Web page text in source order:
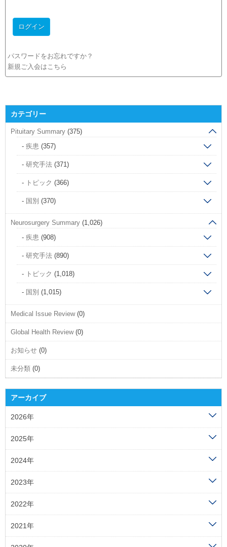
パスワードをお忘れですか？
新規ご入会はこちら
カテゴリー
Pituitary Summary (375)
疾患 (357)
研究手法 (371)
トピック (366)
国別 (370)
Neurosurgery Summary (1,026)
疾患 (908)
研究手法 (890)
トピック (1,018)
国別 (1,015)
Medical Issue Review(0)
Global Health Review(0)
お知らせ (0)
未分類 (0)
アーカイブ
2026年
2025年
2024年
2023年
2022年
2021年